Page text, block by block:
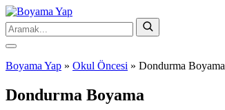
Boyama Yap » Okul Öncesi » Dondurma Boyama
Dondurma Boyama